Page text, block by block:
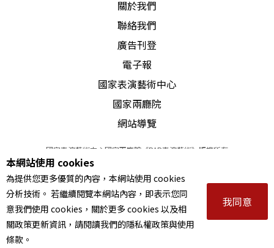
來創作，自易變成原地踏步。當新的劇場積極地處
理文本，展現出強大的胃納及表現手腕時，劇作家
才會被激勵起前進的動力。國內傑出的文學創作者
不把力氣花在寫劇本上，或就算偶爾花了也寫出不
堪使用的劇本，可能最重要的原因是這一點。劇場
若不拒斥文學，而把文學作爲變化多端的利器，才
有可能吸引更多對文字敏感的人爲劇場寫作。導演
也就不必再一次次自己寫劇本──不是所有好導演
都同時是好劇作家的。證諸現代西方的一流文學家
許多也以劇作名世，也許我們的劇場也可以向文學
敞開場域了吧。閉門造車，敞開門窗不就可以造飛
關於我們
聯絡我們
廣告刊登
電子報
國家表演藝術中心
國家兩廳院
網站導覽
國家表演藝術中心國家兩廳院《PAR表演藝術》版權所有
© 2022Performing arts redefined. All Rights Reserved
統一編號 Tax Id number 00973926
本站所提供相關演出資訊，如有異動應以主辦單位公告為準。
服務條款｜隱私權聲明｜著作權聲明
本網站使用 cookies
為提供您更多優質的內容，本網站使用 cookies
分析技術。 若繼續閱覽本網站內容，即表示您同
意我們使用 cookies，關於更多 cookies 以及相
關政策更新資訊，請閱讀我們的隱私權政策與使用
條款。
我同意